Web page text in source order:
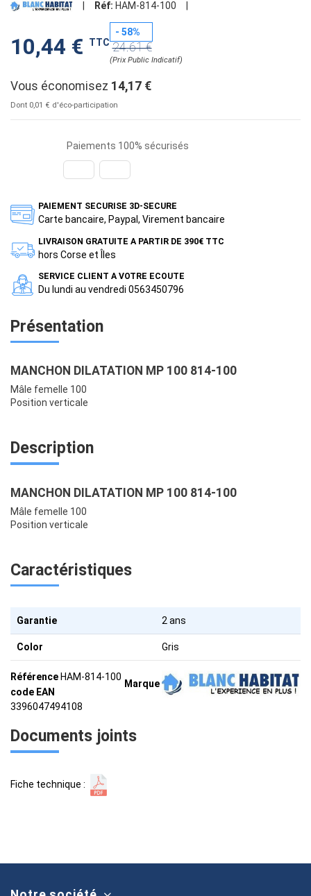
Réf: HAM-814-100
10,44 € TTC
- 58%
24.61 €
(Prix Public Indicatif)
Vous économisez 14,17 €
Dont 0,01 € d'éco-participation
Paiements 100% sécurisés
PAIEMENT SECURISE 3D-SECURE
Carte bancaire, Paypal, Virement bancaire
LIVRAISON GRATUITE A PARTIR DE 390€ TTC
hors Corse et Îles
SERVICE CLIENT A VOTRE ECOUTE
Du lundi au vendredi 0563450796
Présentation
MANCHON DILATATION MP 100 814-100
Mâle femelle 100
Position verticale
Description
MANCHON DILATATION MP 100 814-100
Mâle femelle 100
Position verticale
Caractéristiques
Garantie 2 ans
Color Gris
Marque
Référence HAM-814-100
code EAN
3396047494108
Documents joints
Fiche technique :